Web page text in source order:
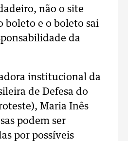
não o site
boleto e o boleto sai
da
institucional da
de Defesa do
Maria Inês
podem ser
por possíveis